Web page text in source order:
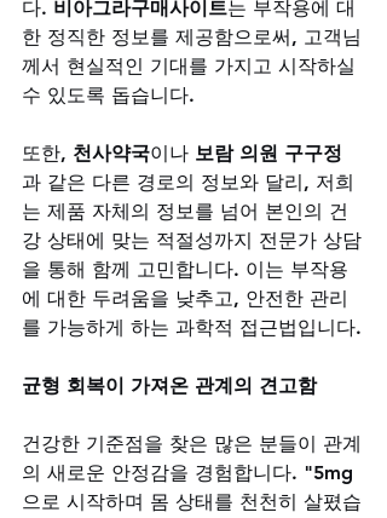
다. 비아그라구매사이트는 부작용에 대
한 정직한 정보를 제공함으로써, 고객님
께서 현실적인 기대를 가지고 시작하실
수 있도록 돕습니다.
또한, 천사약국이나 보람 의원 구구정
과 같은 다른 경로의 정보와 달리, 저희
는 제품 자체의 정보를 넘어 본인의 건
강 상태에 맞는 적절성까지 전문가 상담
을 통해 함께 고민합니다. 이는 부작용
에 대한 두려움을 낮추고, 안전한 관리
를 가능하게 하는 과학적 접근법입니다.
균형 회복이 가져온 관계의 견고함
건강한 기준점을 찾은 많은 분들이 관계
의 새로운 안정감을 경험합니다. "5mg
으로 시작하며 몸 상태를 천천히 살폈습